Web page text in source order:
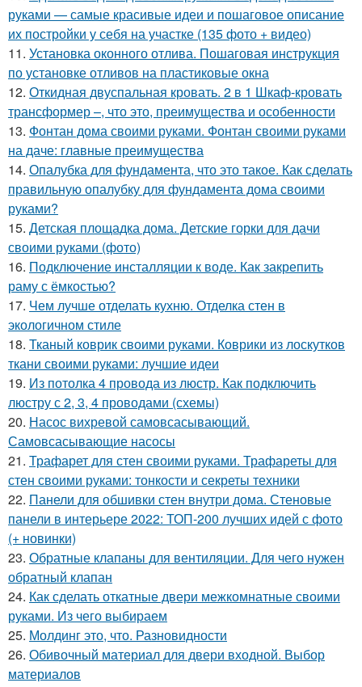
руками — самые красивые идеи и пошаговое описание
их постройки у себя на участке (135 фото + видео)
11. Установка оконного отлива. Пошаговая инструкция
по установке отливов на пластиковые окна
12. Откидная двуспальная кровать. 2 в 1 Шкаф-кровать
трансформер –, что это, преимущества и особенности
13. Фонтан дома своими руками. Фонтан своими руками
на даче: главные преимущества
14. Опалубка для фундамента, что это такое. Как сделать
правильную опалубку для фундамента дома своими
руками?
15. Детская площадка дома. Детские горки для дачи
своими руками (фото)
16. Подключение инсталляции к воде. Как закрепить
раму с ёмкостью?
17. Чем лучше отделать кухню. Отделка стен в
экологичном стиле
18. Тканый коврик своими руками. Коврики из лоскутков
ткани своими руками: лучшие идеи
19. Из потолка 4 провода из люстр. Как подключить
люстру с 2, 3, 4 проводами (схемы)
20. Насос вихревой самовсасывающий.
Самовсасывающие насосы
21. Трафарет для стен своими руками. Трафареты для
стен своими руками: тонкости и секреты техники
22. Панели для обшивки стен внутри дома. Стеновые
панели в интерьере 2022: ТОП-200 лучших идей с фото
(+ новинки)
23. Обратные клапаны для вентиляции. Для чего нужен
обратный клапан
24. Как сделать откатные двери межкомнатные своими
руками. Из чего выбираем
25. Молдинг это, что. Разновидности
26. Обивочный материал для двери входной. Выбор
материалов